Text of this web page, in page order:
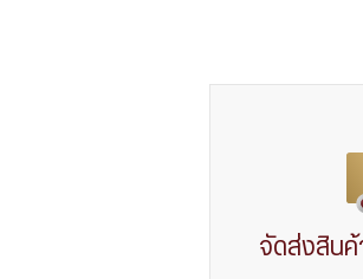
จัดส่งสินค้